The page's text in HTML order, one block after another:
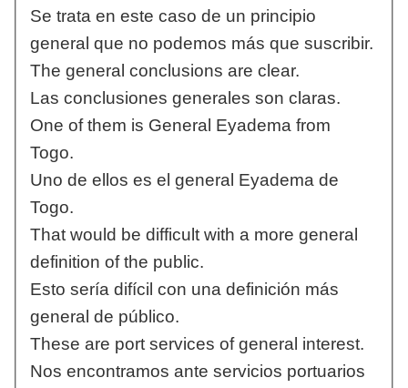
Se trata en este caso de un principio
general que no podemos más que suscribir.
The general conclusions are clear.
Las conclusiones generales son claras.
One of them is General Eyadema from
Togo.
Uno de ellos es el general Eyadema de
Togo.
That would be difficult with a more general
definition of the public.
Esto sería difícil con una definición más
general de público.
These are port services of general interest.
Nos encontramos ante servicios portuarios